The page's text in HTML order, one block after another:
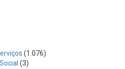
(1.076)
(3)